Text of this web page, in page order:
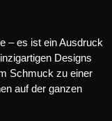
– es ist ein Ausdruck
Designs
Schmuck zu einer
auf der ganzen